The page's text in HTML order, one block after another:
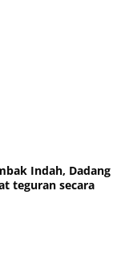
Indah, Dadang
teguran secara